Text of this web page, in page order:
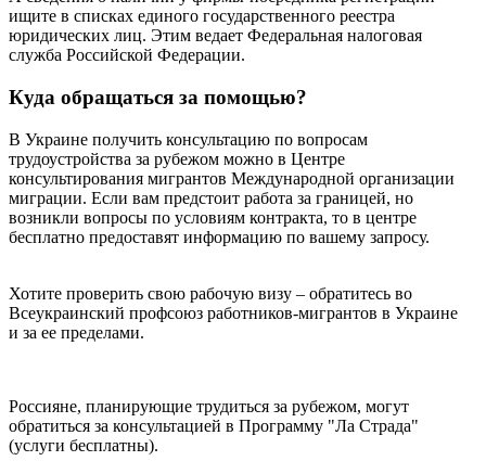
ищите в списках единого государственного реестра
юридических лиц. Этим ведает Федеральная налоговая
служба Российской Федерации.
Куда обращаться за помощью?
В Украине получить консультацию по вопросам
трудоустройства за рубежом можно в Центре
консультирования мигрантов Международной организации
миграции. Если вам предстоит работа за границей, но
возникли вопросы по условиям контракта, то в центре
бесплатно предоставят информацию по вашему запросу.
Хотите проверить свою рабочую визу – обратитесь во
Всеукраинский профсоюз работников-мигрантов в Украине
и за ее пределами.
Россияне, планирующие трудиться за рубежом, могут
обратиться за консультацией в Программу "Ла Страда"
(услуги бесплатны).